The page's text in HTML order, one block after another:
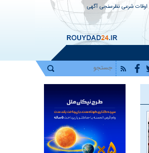
اوقات شرعی نظرسنجی آگهی